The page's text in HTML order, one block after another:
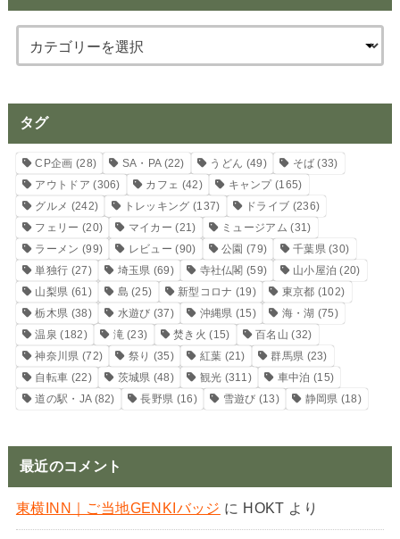
タグ
CP企画 (28) SA・PA(22) うどん (49) そば (33)
アウトドア (306) カフェ (42) キャンプ(165)
グルメ (242) トレッキング (137) ドライブ (236)
フェリー (20) マイカー (21) ミュージアム (31)
ラーメン (99) レビュー (90) 公園 (79) 千葉県(30)
単独行 (27) 埼玉県 (69) 寺社仏閣 (59) 山小屋泊 (20)
山梨県 (61) 島 (25) 新型コロナ (19) 東京都 (102)
栃木県 (38) 水遊び (37) 沖縄県 (15) 海・湖 (75)
温泉 (182) 滝(23) 焚き火 (15) 百名山 (32)
神奈川県 (72) 祭り (35) 紅葉 (21) 群馬県 (23)
自転車 (22) 茨城県 (48) 観光 (311) 車中泊 (15)
道の駅・JA(82) 長野県 (16) 雪遊び (13) 静岡県 (18)
最近のコメント
東横INN｜ご当地GENKIバッジ に HOKT より